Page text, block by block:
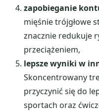
zapobieganie
mięśnie trójgłowe
znacznie redukuje
przeciążeniem,
lepsze wyniki w
Skoncentrowany
przyczynić się do
sportach oraz